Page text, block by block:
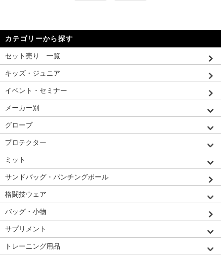
カテゴリーから探す
セット売り 一覧
キッズ・ジュニア
イベント・セミナー
メーカー別
グローブ
プロテクター
ミット
サンドバッグ・パンチングボール
格闘技ウェア
バッグ・小物
サプリメント
トレーニング用品